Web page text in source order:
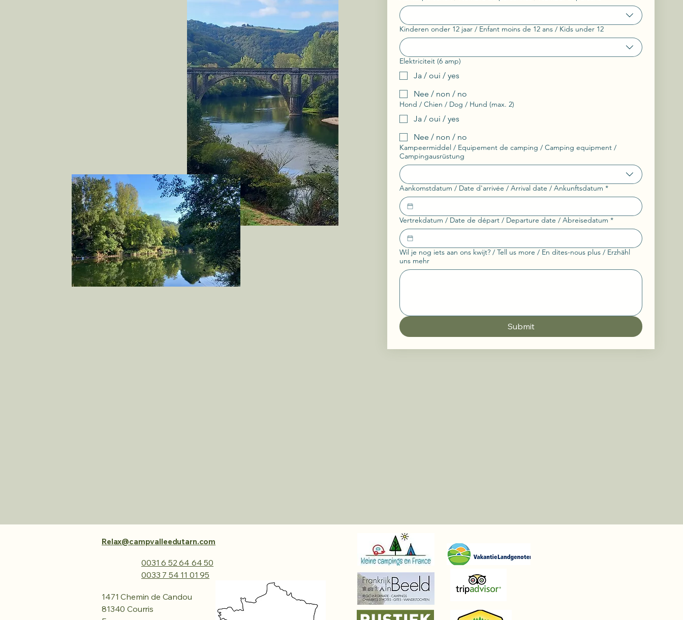
Kinderen onder 12 jaar / Enfant moins de 12 ans / Kids under 12
Elektriciteit (6 amp)
Ja / oui / yes
Nee / non / no
Hond / Chien / Dog / Hund (max. 2)
Ja / oui / yes
Nee / non / no
Kampeermiddel / Equipement de camping / Camping equipment /
Campingausrüstung
Aankomstdatum / Date d'arrivée / Arrival date / Ankunftsdatum *
Vertrekdatum / Date de départ / Departure date / Abreisedatum *
Wil je nog iets aan ons kwijt? / Tell us more / En dites-nous plus / Erzhähl
uns mehr
Submit
Relax@campvalleedutarn.com
0031 6 52 64 64 50
0033 7 54 11 01 95
1471 Chemin de Candou
81340 Courris